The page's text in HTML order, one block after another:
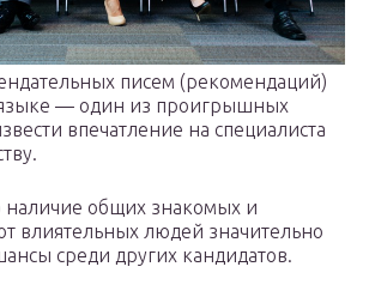
писем (рекомендаций)
— один из проигрышных
впечатление на специалиста
наличие общих знакомых и
влиятельных людей значительно
среди других кандидатов.